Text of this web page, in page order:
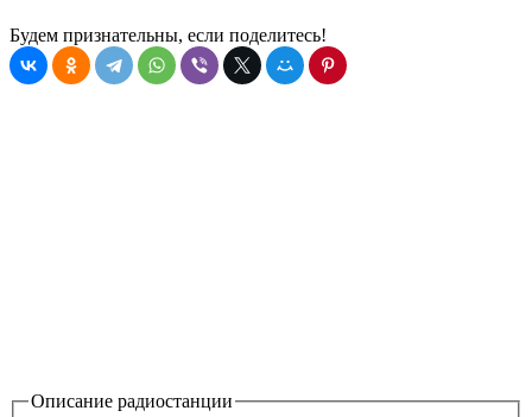
Будем признательны, если поделитесь!
Описание радиостанции